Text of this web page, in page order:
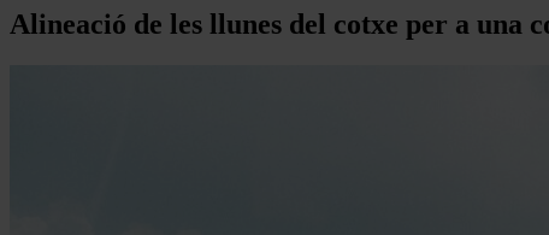
Alineació de les llunes del cotxe per a una